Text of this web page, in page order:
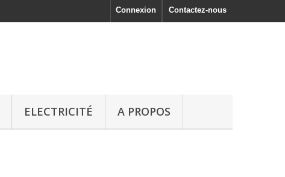
Contactez-nous
Connexion
ELECTRICITÉ A PROPOS